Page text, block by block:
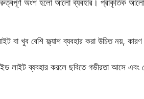
অংশ হলো আলো ব্যবহার। প্রাকৃতিক
বা খুব বেশি ফ্ল্যাশ ব্যবহার করা উচিত নয়,
লাইট ব্যবহার করলে ছবিতে গভীরতা আসে এবং